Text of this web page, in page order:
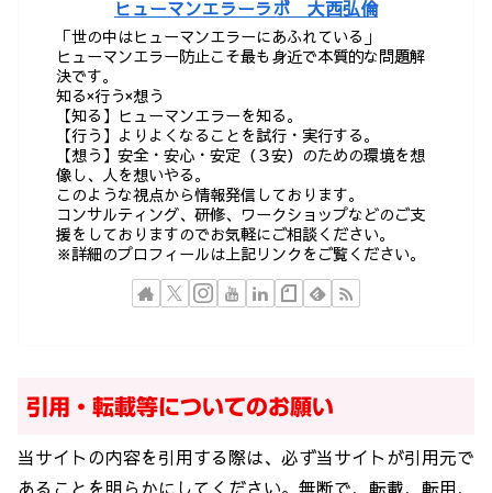
ヒューマンエラーラボ 大西弘倫
「世の中はヒューマンエラーにあふれている」
ヒューマンエラー防止こそ最も身近で本質的な問題解
決です。
知る×行う×想う
【知る】ヒューマンエラーを知る。
【行う】よりよくなることを試行・実行する。
【想う】安全・安心・安定（３安）のための環境を想
像し、人を想いやる。
このような視点から情報発信しております。
コンサルティング、研修、ワークショップなどのご支
援をしておりますのでお気軽にご相談ください。
※詳細のプロフィールは上記リンクをご覧ください。
引用・転載等についてのお願い
当サイトの内容を引用する際は、必ず当サイトが引用元で
あることを明らかにしてください。無断で、転載、転用、